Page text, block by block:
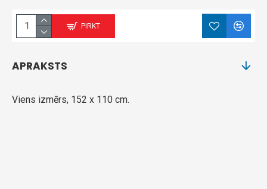
PIRKT
APRAKSTS
Viens izmērs, 152 x 110 cm.